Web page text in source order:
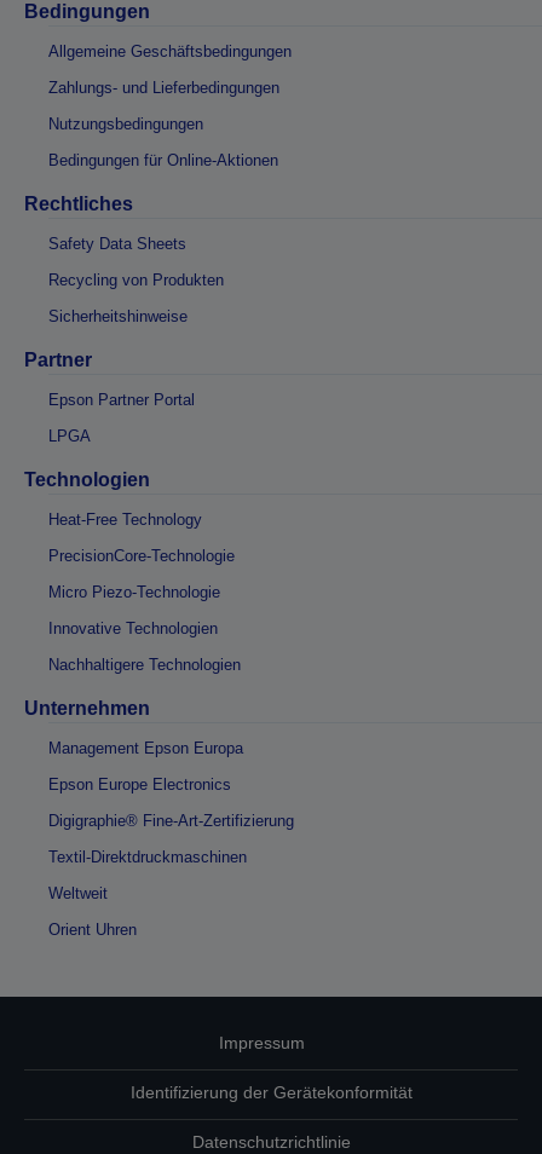
Bedingungen
Allgemeine Geschäftsbedingungen
Zahlungs- und Lieferbedingungen
Nutzungsbedingungen
Bedingungen für Online-Aktionen
Rechtliches
Safety Data Sheets
Recycling von Produkten
Sicherheitshinweise
Partner
Epson Partner Portal
LPGA
Technologien
Heat-Free Technology
PrecisionCore-Technologie
Micro Piezo-Technologie
Innovative Technologien
Nachhaltigere Technologien
Unternehmen
Management Epson Europa
Epson Europe Electronics
Digigraphie® Fine-Art-Zertifizierung
Textil-Direktdruckmaschinen
Weltweit
Orient Uhren
Impressum
Identifizierung der Gerätekonformität
Datenschutzrichtlinie